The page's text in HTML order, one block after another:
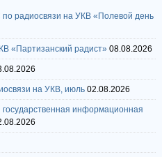
радиосвязи на УКВ «Полевой день
«Партизанский радист» 08.08.2026
на УКВ, июль 02.08.2026
информационная